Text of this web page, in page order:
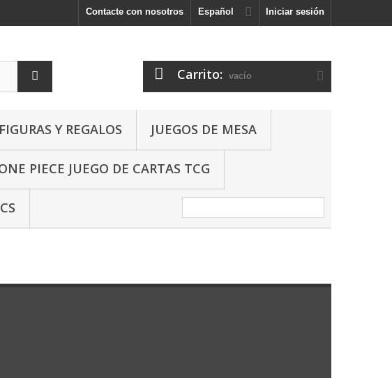
Iniciar sesión
Español
Contacte con nosotros
Carrito: vacío
Y REGALOS JUEGOS DE MESA
PIECE JUEGO DE CARTAS TCG